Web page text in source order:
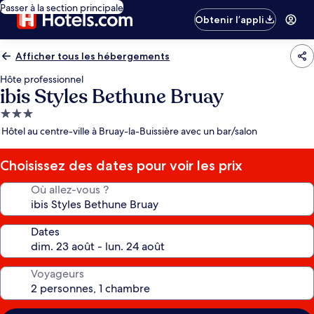
Passer à la section principale
Obtenir l’appli
Afficher tous les hébergements
Hôte professionnel
ibis Styles Bethune Bruay
Hébergement
3.0 étoiles
Hôtel au centre-ville à Bruay-la-Buissière avec un bar/salon
Choisissez des dates pour voir les prix
Où allez-vous ?
Dates
Voyageurs